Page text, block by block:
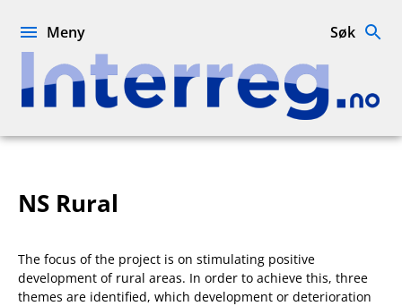
Interreg.no
Meny Søk
NS Rural
The focus of the project is on stimulating positive
development of rural areas. In order to achieve this, three
themes are identified, which development or deterioration